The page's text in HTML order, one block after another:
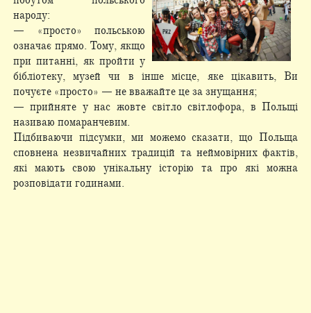
народу:
— «просто» польською
означає прямо. Тому, якщо
при питанні, як пройти у
бібліотеку, музей чи в інше місце, яке цікавить, Ви
почуєте «просто» — не вважайте це за знущання;
— прийняте у нас жовте світло світлофора, в Польщі
називаю помаранчевим.
Підбиваючи підсумки, ми можемо сказати, що Польща
сповнена незвичайних традицій та неймовірних фактів,
які мають свою унікальну історію та про які можна
розповідати годинами.